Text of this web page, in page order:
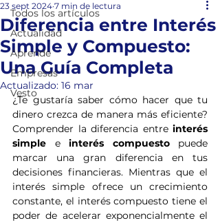
Todos los artículos
Actualidad
Aprende
Empresas
Vesto
Diferencia entre Interés
Simple y Compuesto:
Una Guía Completa
23 sept 2024 7 min de lectura
Actualizado: 16 mar
¿Te gustaría saber cómo hacer que tu
dinero crezca de manera más eficiente?
Comprender la diferencia entre interés
simple e interés compuesto puede
marcar una gran diferencia en tus
decisiones financieras. Mientras que el
interés simple ofrece un crecimiento
constante, el interés compuesto tiene el
poder de acelerar exponencialmente el